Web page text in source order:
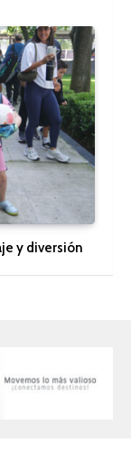
y diversión